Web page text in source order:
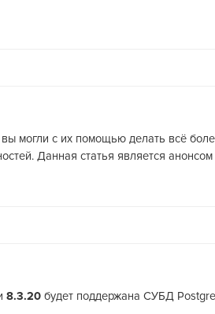
могли с их помощью делать всё
Данная статья является
8.3.20 будет поддержана СУБД